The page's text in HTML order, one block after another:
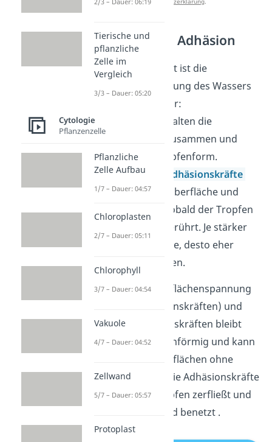
Kohäsion und Adhäsion
Für den Lotuseffekt ist die
Oberflächenspannung des Wassers
ein wichtiger Faktor:
Kohäsionskräfte
halten die
Wassermoleküle zusammen und
sorgen für die Tropfenform.
Dagegen wirken
Adhäsionskräfte
(Kräfte zwischen Oberfläche und
Wassertropfen), sobald der Tropfen
eine Oberfläche berührt. Je stärker
die Adhäsionskräfte, desto eher
zerfließt der Tropfen.
$%Bei hoher Oberflächenspannung
(= starken Kohäsionskräften) und
geringen Adhäsionskräften bleibt
das Wasser tropfenförmig und kann
abperlen. Bei Oberflächen ohne
Lotus-Effekt sind die Adhäsionskräfte
stärker — der Tropfen zerfließt und
die Oberfläche wird benetzt .
Tierische und
pflanzliche
Zelle im
Vergleich
3/3 – Dauer: 05:20
Cytologie
Pflanzenzelle
Pflanzliche
Zelle Aufbau
1/7 – Dauer: 04:57
Chloroplasten
2/7 – Dauer: 05:11
Chlorophyll
3/7 – Dauer: 04:54
Vakuole
4/7 – Dauer: 04:52
Zellwand
5/7 – Dauer: 05:57
Protoplast